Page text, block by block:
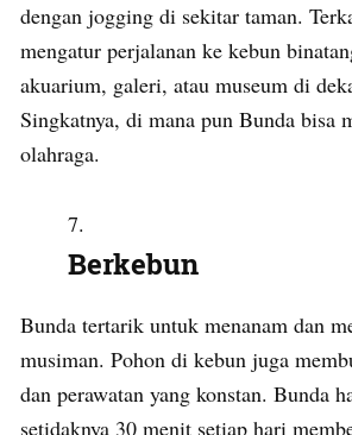
dengan jogging di sekitar taman.
mengatur perjalanan ke kebun
akuarium, galeri, atau museum di
Singkatnya, di mana pun Bunda bisa
olahraga.
Berkebun
Bunda tertarik untuk menanam dan
musiman. Pohon di kebun juga
dan perawatan yang konstan. Bunda
setidaknya 30 menit setiap hari